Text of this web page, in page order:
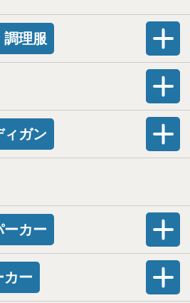
調理服
ィガン
ーカー
カー